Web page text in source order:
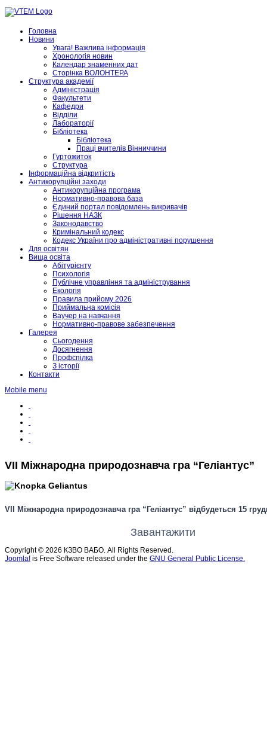
Головна
Новини
Увага! Важлива інформація
Хронологія новин
Календар знаменних дат
Сторінка ВОЛОНТЕРА
Структура академії
Адміністрація
Факультети
Кафедри
Відділи
Лабораторії
Бібліотека
Бібліотека
Праці вчителів Вінниччини
Гуртожиток
Структура
Інформаційна відкритість
Антикорупційні заходи
Антикорупційна програма
Нормативно-правова база
Єдиний портал повідомлень викривачів
Рішення НАЗК
Законодавство
Кримінальний кодекс
Кодекс України про адміністративні порушення
Для освітян
Вища освіта
Абітурієнту
Психологія
Публічне управління та адміністрування
Екологія
Правила прийому 2026
Приймальна комісія
Ваучер на навчання
Нормативно-правове забезпечення
Галерея
Сьогодення
Досягнення
Профспілка
З історії
Контакти
Mobile menu
VII Міжнародна природознавча гра “Геліантус”
VII Міжнародна природознавча гра “Геліантус” відбудеться 15
Завантажити
Copyright © 2026 КЗВО ВАБО. All Rights Reserved.
Joomla! is Free Software released under the GNU General Public License.